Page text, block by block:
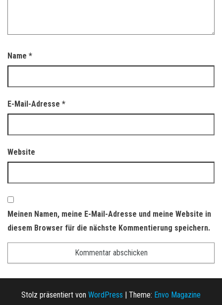
Name *
E-Mail-Adresse *
Website
Meinen Namen, meine E-Mail-Adresse und meine Website in
diesem Browser für die nächste Kommentierung speichern.
Stolz präsentiert von WordPress | Theme: Envo Magazine